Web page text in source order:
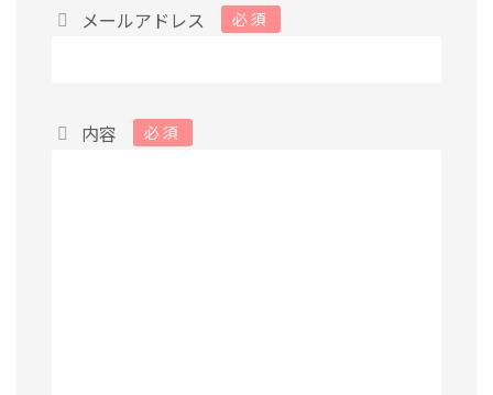
メールアドレス 必須
内容 必須